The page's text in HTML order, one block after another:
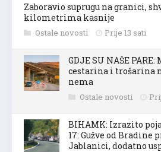
Zaboravio suprugu na granici,
kilometrima kasnije
Ostale novosti Prije 13 sati
GDJE SU NAŠE
cestarina i trošarina
nema
Ostale novosti
BIHAMK: Izrazito
17: Gužve od Bradine
Jablanici, dodatno